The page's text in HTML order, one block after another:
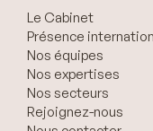
Le Cabinet
Présence
Nos équipes
Nos expertises
Nos secteurs
Rejoignez-nous